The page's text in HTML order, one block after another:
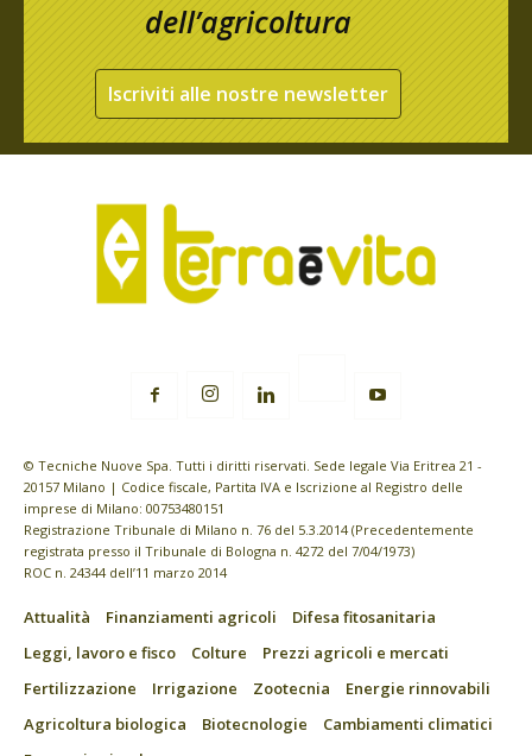
dell’agricoltura
Iscriviti alle nostre newsletter
© Tecniche Nuove Spa. Tutti i diritti riservati. Sede legale Via Eritrea 21 -
20157 Milano | Codice fiscale, Partita IVA e Iscrizione al Registro delle
imprese di Milano: 00753480151
Registrazione Tribunale di Milano n. 76 del 5.3.2014 (Precedentemente
registrata presso il Tribunale di Bologna n. 4272 del 7/04/1973)
ROC n. 24344 dell’11 marzo 2014
Attualità Finanziamenti agricoli
Difesa fitosanitaria
Leggi, lavoro e fisco
Colture
Prezzi agricoli e mercati
Fertilizzazione
Irrigazione Zootecnia
Energie rinnovabili
Agricoltura biologica
Biotecnologie
Cambiamenti climatici